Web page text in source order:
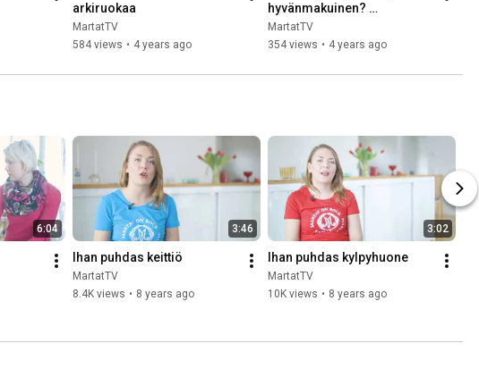
arkiruokaa
MartatTV
584 views • 4 years ago
hyvänmakuinen?
Monikäyttöinen herne!
MartatTV
354 views • 4 years ago
6:04 3:46
Ihan puhdas keittiö
MartatTV
8.4K views • 8 years ago
3:02
Ihan puhdas kylpyhuone
MartatTV
10K views • 8 years ago